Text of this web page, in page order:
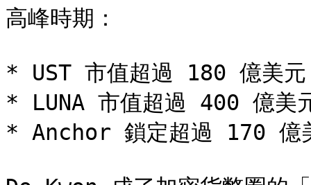
高峰時期：
* UST 市值超過 180 億美元
* LUNA 市值超過 400 億美
* Anchor 鎖定超過 170 億